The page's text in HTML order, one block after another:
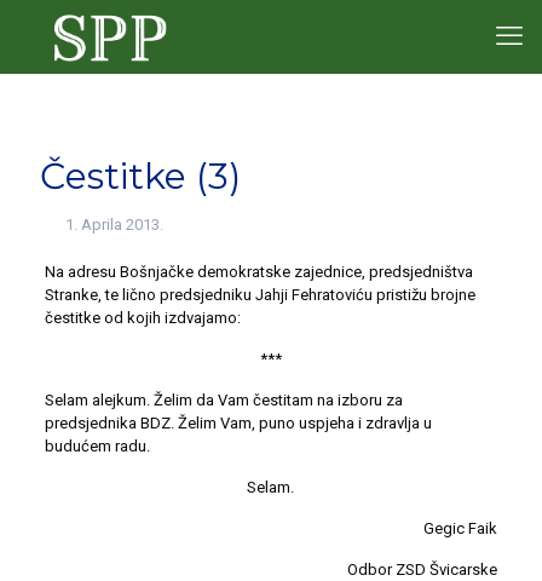
Čestitke (3)
1. Aprila 2013.
Na adresu Bošnjačke demokratske zajednice, predsjedništva
Stranke, te lično predsjedniku Jahji Fehratoviću pristižu brojne
čestitke od kojih izdvajamo:
***
Selam alejkum. Želim da Vam čestitam na izboru za
predsjednika BDZ. Želim Vam, puno uspjeha i zdravlja u
budućem radu.
Selam.
Gegic Faik
Odbor ZSD Švicarske